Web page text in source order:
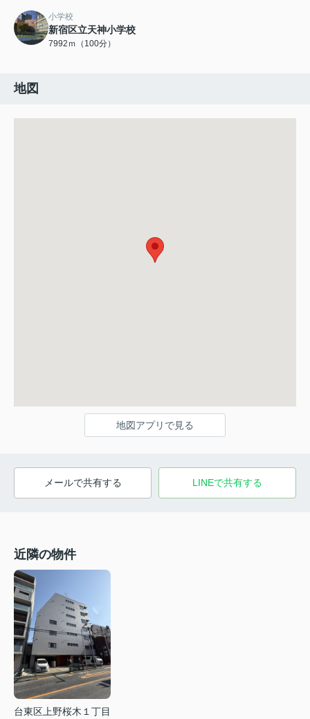
小学校
新宿区立天神小学校
7992ｍ（100分）
地図
地図アプリで見る
メールで共有する LINEで共有する
近隣の物件
台東区上野桜木１丁目